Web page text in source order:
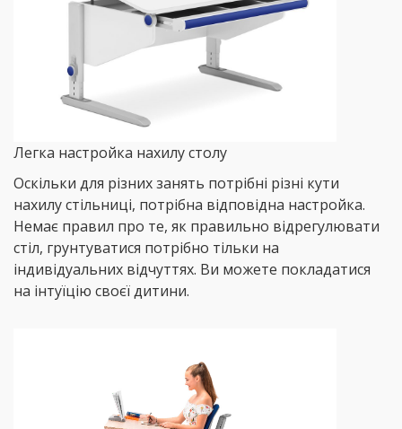
Легка настройка нахилу столу
Оскільки для різних занять потрібні різні кути
нахилу стільниці, потрібна відповідна настройка.
Немає правил про те, як правильно відрегулювати
стіл, грунтуватися потрібно тільки на
індивідуальних відчуттях. Ви можете покладатися
на інтуїцію своєї дитини.